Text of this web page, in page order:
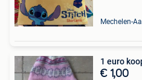
Mechelen-
1 euro
€ 1,00